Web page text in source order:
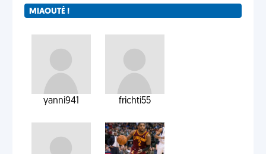
MIAOUTÉ !
yanni941 frichti55